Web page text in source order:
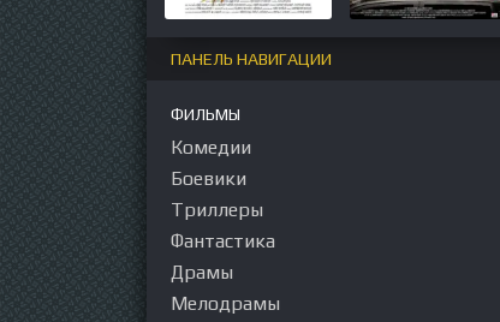
ПАНЕЛЬ НАВИГАЦИИ
ФИЛЬМЫ
Комедии
Боевики
Триллеры
Фантастика
Драмы
Мелодрамы